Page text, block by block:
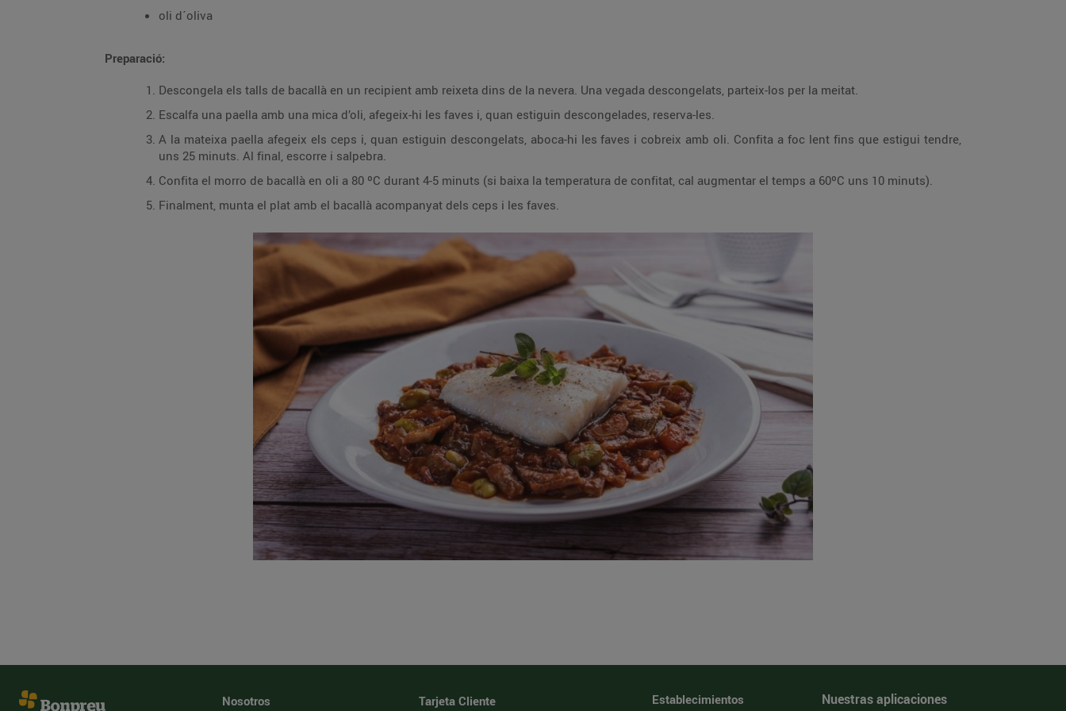
oli d´oliva
Preparació:
Descongela els talls de bacallà en un recipient amb reixeta dins de la nevera. Una vegada descongelats, parteix-los per la meitat.
Escalfa una paella amb una mica d’oli, afegeix-hi les faves i, quan estiguin descongelades, reserva-les.
A la mateixa paella afegeix els ceps i, quan estiguin descongelats, aboca-hi les faves i cobreix amb oli. Confita a foc lent fins que estigui tendre,
uns 25 minuts. Al final, escorre i salpebra.
Confita el morro de bacallà en oli a 80 ºC durant 4-5 minuts (si baixa la temperatura de confitat, cal augmentar el temps a 60ºC uns 10 minuts).
Finalment, munta el plat amb el bacallà acompanyat dels ceps i les faves.
Nosotros Tarjeta Cliente Establecimientos Nuestras aplicaciones